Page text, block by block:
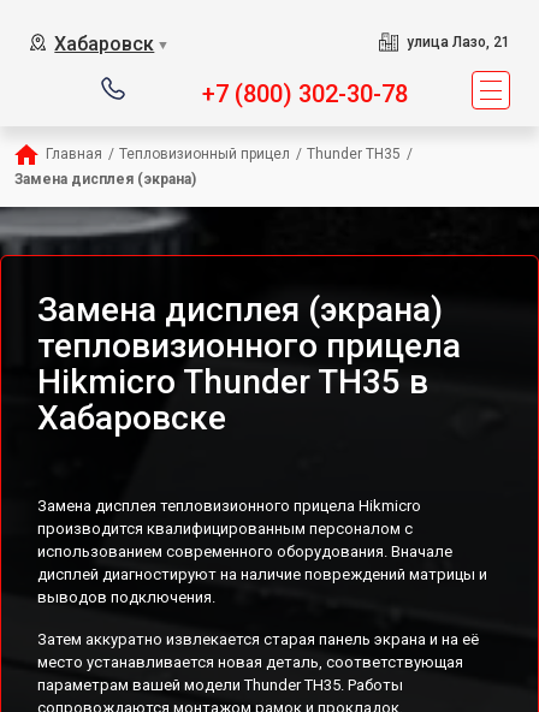
Хабаровск ▼ улица Лазо, 21
+7 (800) 302-30-78
Главная / Тепловизионный прицел / Thunder TH35 /
Замена дисплея (экрана)
Замена дисплея (экрана)
тепловизионного прицела
Hikmicro Thunder TH35 в
Хабаровске
Замена дисплея тепловизионного прицела Hikmicro
производится квалифицированным персоналом с
использованием современного оборудования. Вначале
дисплей диагностируют на наличие повреждений матрицы и
выводов подключения.
Затем аккуратно извлекается старая панель экрана и на её
место устанавливается новая деталь, соответствующая
параметрам вашей модели Thunder TH35. Работы
сопровождаются монтажом рамок и прокладок,